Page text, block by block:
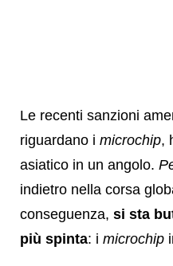
Le recenti sanzioni
riguardano i microchip,
asiatico in un angolo.
indietro nella corsa
conseguenza, si sta
più spinta: i microchip